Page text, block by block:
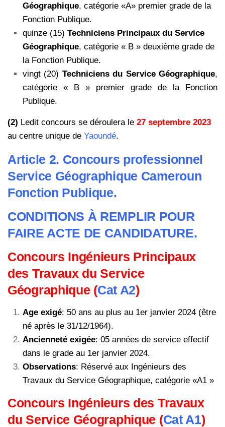
Géographique, catégorie «A» premier grade de la
Fonction Publique.
quinze (15) Techniciens Principaux du Service
Géographique, catégorie « B » deuxième grade de
la Fonction Publique.
vingt (20) Techniciens du Service Géographique,
catégorie « B » premier grade de la Fonction
Publique.
(2) Ledit concours se déroulera le 27 septembre 2023
au centre unique de Yaoundé.
Article 2. Concours professionnel
Service Géographique Cameroun
Fonction Publique.
CONDITIONS À REMPLIR POUR
FAIRE ACTE DE CANDIDATURE.
Concours Ingénieurs Principaux
des Travaux du Service
Géographique (Cat A2)
Age exigé: 50 ans au plus au 1er janvier 2024 (être
né après le 31/12/1964).
Ancienneté exigée: 05 années de service effectif
dans le grade au 1er janvier 2024.
Observations: Réservé aux Ingénieurs des
Travaux du Service Géographique, catégorie «A1 »
Concours Ingénieurs des Travaux
du Service Géographique (Cat A1)